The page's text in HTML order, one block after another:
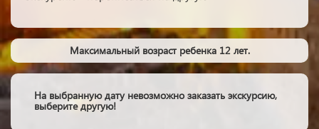
Максимальный возраст ребенка 12 лет.
На выбранную дату невозможно заказать экскурсию,
выберите другую!